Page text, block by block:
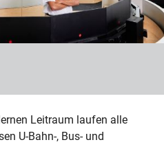
Leitraum laufen alle
U-Bahn-, Bus- und